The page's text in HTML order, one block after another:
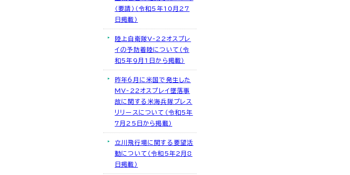
（要請）（令和5年10月27
日掲載）
陸上自衛隊V-22オスプレ
イの予防着陸について（令
和5年9月1日から掲載）
昨年6月に米国で発生した
MV-22オスプレイ墜落事
故に関する米海兵隊プレス
リリースについて（令和5年
7月25日から掲載）
立川飛行場に関する要望活
動について（令和5年2月8
日掲載）